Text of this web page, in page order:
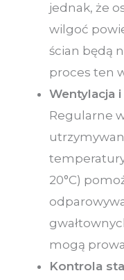
jednak, że
wilgoć
ścian będą
proces ten
Wentylacja
Regularne
20°C)
mogą
Kontrola